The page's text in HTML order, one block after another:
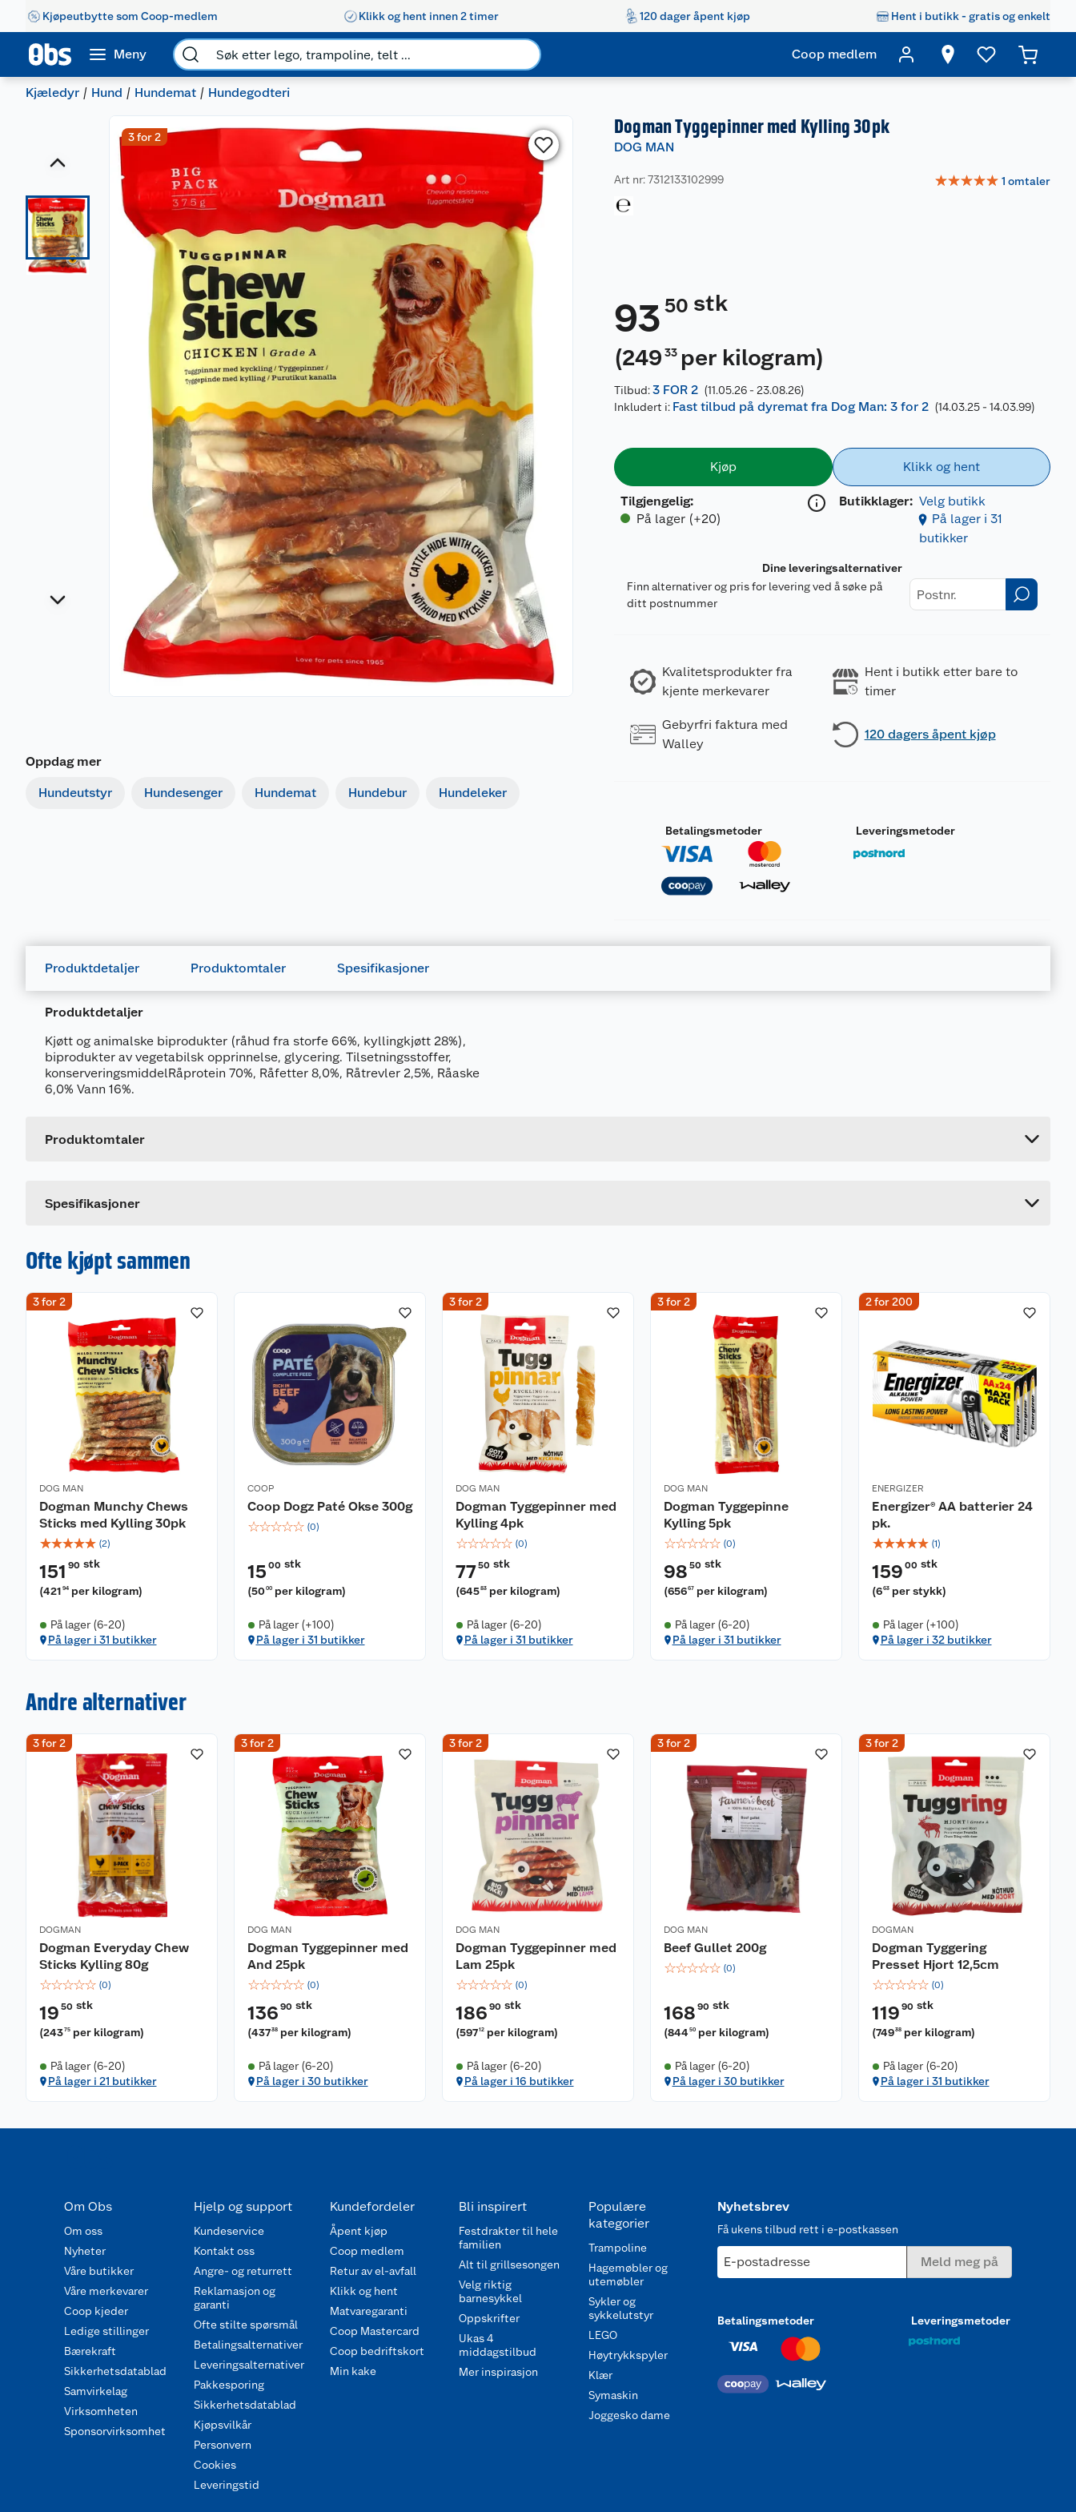
Kjøpeutbytte som Coop-medlem Klikk og hent innen 2 timer 120 dager åpent kjøp Hent i butikk - gratis og enkelt
Meny Coop medlem
Kjæledyr Hund Hundemat Hundegodteri
3 for 2
Oppdag mer
Hundeutstyr Hundesenger Hundemat Hundebur Hundeleker
Dogman Tyggepinner med Kylling 30pk
DOG MAN
Art nr: 7312133102999 ☆☆☆☆☆ 1 omtaler
93 50 stk
(249 33 per kilogram)
Tilbud:3 FOR 2 (11.05.26 - 23.08.26)
Inkludert i: Fast tilbud på dyremat fra Dog Man: 3 for 2 (14.03.25 - 14.03.99)
Kjøp
Tilgjengelig:
På lager (+20)
Klikk og hent
Butikklager: Velg butikk
På lager i 31
butikker
Dine leveringsalternativer
Finn alternativer og pris for levering ved å søke på
ditt postnummer
Kvalitetsprodukter fra
kjente merkevarer
Hent i butikk etter bare to
timer
Gebyrfri faktura med
Walley
120 dagers åpent kjøp
Betalingsmetoder Leveringsmetoder
Produktdetaljer Produktomtaler Spesifikasjoner
Produktdetaljer
Kjøtt og animalske biprodukter (råhud fra storfe 66%, kyllingkjøtt 28%),
biprodukter av vegetabilsk opprinnelse, glycering. Tilsetningsstoffer,
konserveringsmiddelRåprotein 70%, Råfetter 8,0%, Råtrevler 2,5%, Råaske
6,0% Vann 16%.
Produktomtaler
Spesifikasjoner
Generelt
Leverandørens artikkelnummer
Ofte kjøpt sammen
3 for 2
DOG MAN
Dogman Munchy Chews
Sticks med Kylling 30pk
☆☆☆☆☆ (2)
151 90 stk
(421 94 per kilogram)
På lager (6-20)
På lager i 31 butikker
COOP
Coop Dogz Paté Okse 300g
☆☆☆☆☆ (0)
15 00 stk
(5000 per kilogram)
På lager (+100)
På lager i 31 butikker
3 for 2
DOG MAN
Dogman Tyggepinner med
Kylling 4pk
☆☆☆☆☆ (0)
7750 stk
(64583 per kilogram)
På lager (6-20)
På lager i 31 butikker
3 for 2
DOG MAN
Dogman Tyggepinne
Kylling 5pk
☆☆☆☆☆ (0)
98 50 stk
(65667 per kilogram)
På lager (6-20)
På lager i 31 butikker
2 for 200
ENERGIZER
Energizer® AA batterier 24
pk.
☆☆☆☆☆ (1)
159 00 stk
(663 per stykk)
På lager (+100)
På lager i 32 butikker
Andre alternativer
3 for 2
DOGMAN
Dogman Everyday Chew
Sticks Kylling 80g
☆☆☆☆☆ (0)
19 50 stk
(24375 per kilogram)
På lager (6-20)
På lager i 21 butikker
3 for 2
DOG MAN
Dogman Tyggepinner med
And 25pk
☆☆☆☆☆ (0)
136 90 stk
(43738 per kilogram)
På lager (6-20)
På lager i 30 butikker
3 for 2
DOG MAN
Dogman Tyggepinner med
Lam 25pk
☆☆☆☆☆ (0)
186 90 stk
(59712 per kilogram)
På lager (6-20)
På lager i 16 butikker
3 for 2
DOG MAN
Beef Gullet 200g
☆☆☆☆☆ (0)
168 90 stk
(844 50 per kilogram)
På lager (6-20)
På lager i 30 butikker
3 for 2
DOGMAN
Dogman Tyggering
Presset Hjort 12,5cm
☆☆☆☆☆ (0)
119 90 stk
(74938 per kilogram)
På lager (6-20)
På lager i 31 butikker
Om Obs
Om oss
Nyheter
Våre butikker
Våre merkevarer
Coop kjeder
Ledige stillinger
Bærekraft
Sikkerhetsdatablad
Samvirkelag
Virksomheten
Sponsorvirksomhet
Hjelp og support
Kundeservice
Kontakt oss
Angre- og returrett
Reklamasjon og
garanti
Ofte stilte spørsmål
Betalingsalternativer
Leveringsalternativer
Pakkesporing
Sikkerhetsdatablad
Kjøpsvilkår
Personvern
Cookies
Leveringstid
Kundefordeler
Åpent kjøp
Coop medlem
Retur av el-avfall
Klikk og hent
Matvaregaranti
Coop Mastercard
Coop bedriftskort
Min kake
Bli inspirert
Festdrakter til hele
familien
Alt til grillsesongen
Velg riktig
barnesykkel
Oppskrifter
Ukas 4
middagstilbud
Mer inspirasjon
Populære
kategorier
Trampoline
Hagemøbler og
utemøbler
Sykler og
sykkelutstyr
LEGO
Høytrykkspyler
Klær
Symaskin
Joggesko dame
Nyhetsbrev
Få ukens tilbud rett i e-postkassen
E-postadresse Meld meg på
Betalingsmetoder Leveringsmetoder